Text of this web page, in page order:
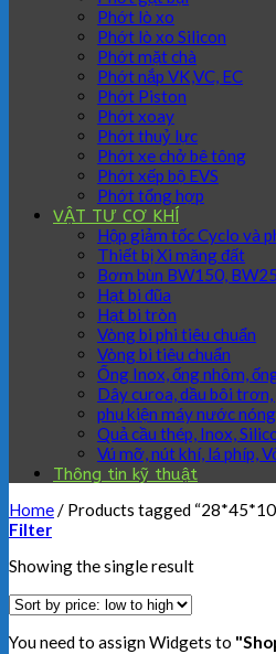
Phớt lò xo
Phớt lò xo Silicon
Phớt mặt chà
Phớt nắp VK,VC, EC
Phớt Piston
Phớt xoay
Phớt thuỷ lực
Phớt xe chở bê tông
Phớt xếp bộ EVS
Phớt tổng hợp
VẬT TƯ CƠ KHÍ
Hộp giảm tốc Cyclo và
Thiết bị Xi măng đất
Bơm bùn BW150,
Hạt bi đũa
Hạt bi tròn
Vòng bi phi tiêu chuẩn
Vòng bi tiêu chuẩn
Ống Inox, ống nhôm,
Dây curoa, dầu bôi
phụ kiện máy nước
Quả cầu thép, Inox,
Vú mỡ, nút khí, lá phíp,
Thông tin kỹ thuật
Home/ Products tagged
Filter
Showing the single result
You need to assign Widgets to